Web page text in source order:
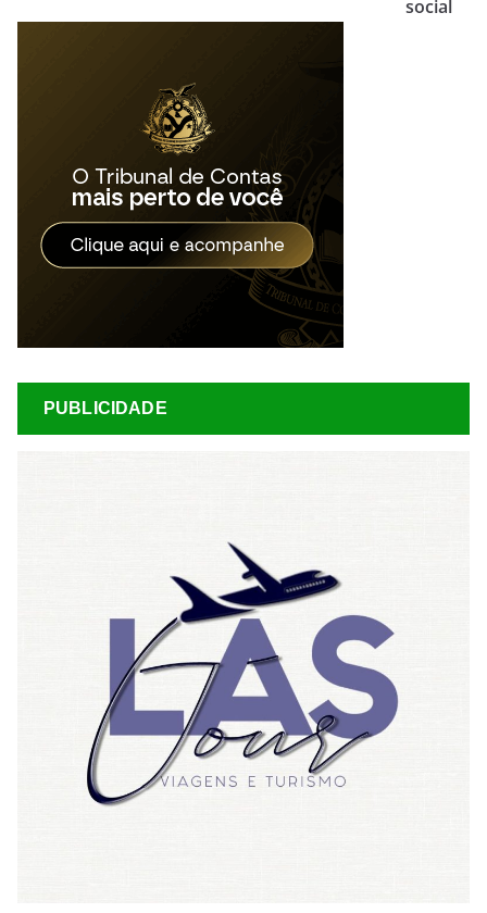
social
PUBLICIDADE